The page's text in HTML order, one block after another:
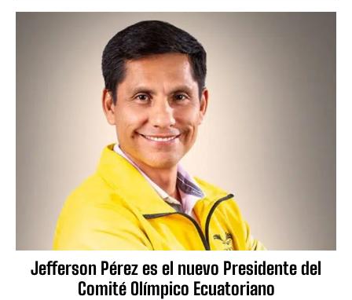
Jefferson Pérez es el nuevo Presidente del
Comité Olímpico Ecuatoriano